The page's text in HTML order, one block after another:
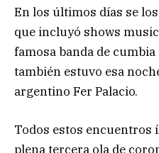
En los últimos días se
que incluyó shows
famosa banda de
también estuvo esa
argentino Fer Palacio.
Todos estos encuentros
plena tercera ola de